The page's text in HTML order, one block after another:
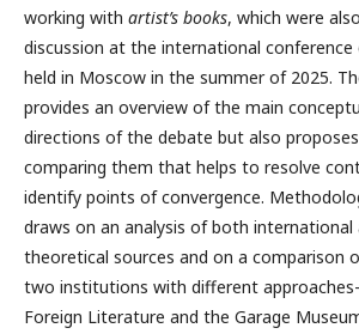
working with artist’s books, which were
discussion at the international conference
held in Moscow in the summer of 2025.
provides an overview of the main
directions of the debate but also
comparing them that helps to resolve
identify points of convergence.
draws on an analysis of both international
theoretical sources and on a comparison
two institutions with different
Foreign Literature and the Garage